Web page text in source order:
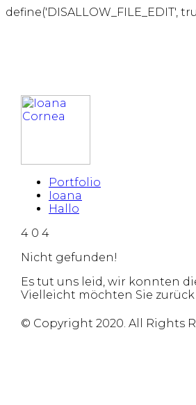
define('DISALLOW_FILE_EDIT',
Portfolio
Ioana
Hallo
4 0 4
Nicht gefunden!
Es tut uns leid, wir konnten
Vielleicht möchten Sie zurück
© Copyright 2020. All Rights